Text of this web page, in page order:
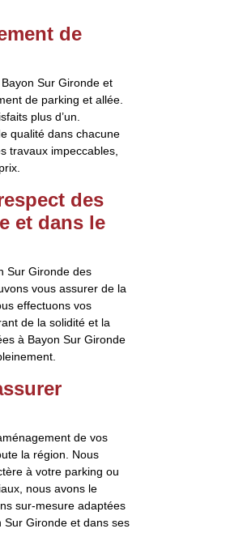
de
Sur Gironde et
de parking et allée.
plus d’un.
qualité dans chacune
travaux impeccables,
des
et dans le
Sur Gironde des
vous assurer de la
effectuons vos
de la solidité et la
à Bayon Sur Gironde
de vos
la région. Nous
à votre parking ou
nous avons le
sur-mesure adaptées
Sur Gironde et dans ses